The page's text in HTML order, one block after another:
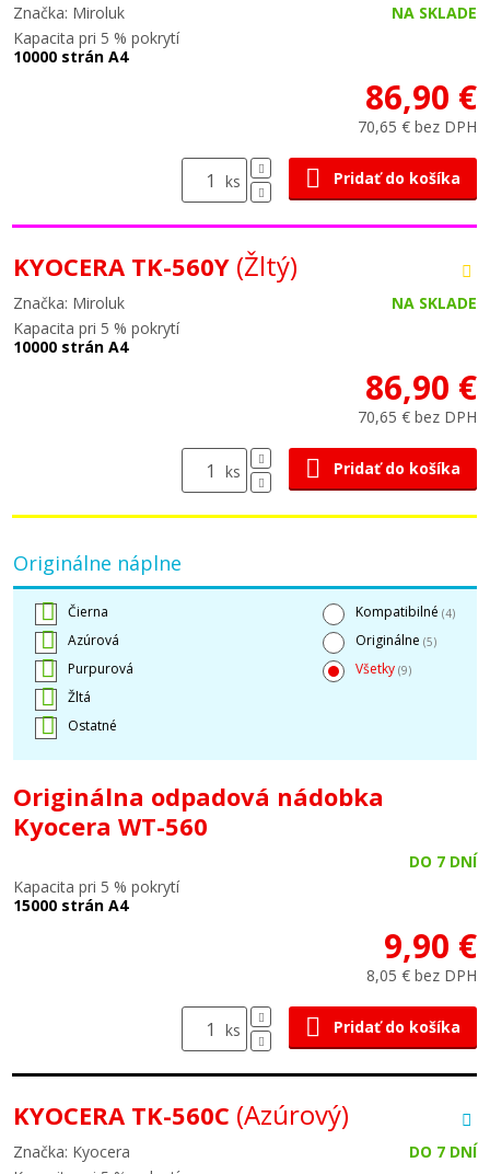
Značka: Miroluk
NA SKLADE
Kapacita pri 5 % pokrytí
10000 strán A4
86,90 €
70,65 € bez DPH
ks Pridať do košíka
KYOCERA TK-560Y (Žltý)
Značka: Miroluk
NA SKLADE
Kapacita pri 5 % pokrytí
10000 strán A4
86,90 €
70,65 € bez DPH
ks Pridať do košíka
Originálne náplne
Čierna
Azúrová
Purpurová
Žltá
Ostatné
Kompatibilné (4)
Originálne (5)
Všetky (9)
Originálna odpadová nádobka
Kyocera WT-560
DO 7 DNÍ
Kapacita pri 5 % pokrytí
15000 strán A4
9,90 €
8,05 € bez DPH
ks Pridať do košíka
KYOCERA TK-560C (Azúrový)
Značka: Kyocera
DO 7 DNÍ